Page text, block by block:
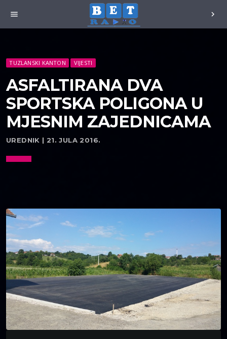
menu chevron_right
TUZLANSKI KANTON VIJESTI
ASFALTIRANA DVA
SPORTSKA POLIGONA U
MJESNIM ZAJEDNICAMA
UREDNIK | 21. JULA 2016.